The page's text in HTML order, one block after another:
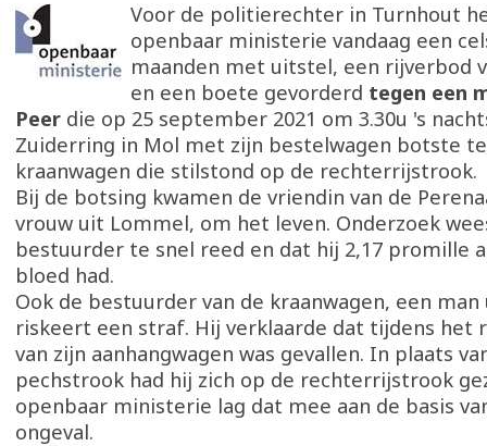
Voor de politierechter in Turnhout
openbaar ministerie vandaag een
maanden met uitstel, een rijverbod
en een boete gevorderd tegen een
Peer die op 25 september 2021 om 3.30u 's
Zuiderring in Mol met zijn bestelwagen botste
kraanwagen die stilstond op de rechterrijstrook.
Bij de botsing kwamen de vriendin van de
vrouw uit Lommel, om het leven. Onderzoek
bestuurder te snel reed en dat hij 2,17 promille
bloed had.
Ook de bestuurder van de kraanwagen, een
riskeert een straf. Hij verklaarde dat tijdens het
van zijn aanhangwagen was gevallen. In plaats
pechstrook had hij zich op de rechterrijstrook
openbaar ministerie lag dat mee aan de basis
ongeval.